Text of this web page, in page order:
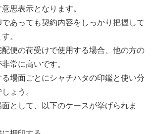
思表示となります。
あっても契約内容をしっかり把握して
。
配便の荷受けで使用する場合、他の方の
常に高いです。
場面ごとにシャチハタの印鑑と使い分
ょう。
として、以下のケースが挙げられま